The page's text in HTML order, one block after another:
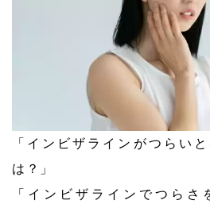
「インビザラインがつらい
は？」
「インビザラインでつらさ